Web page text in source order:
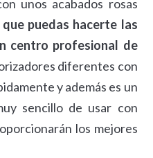
unos acabados rosas
puedas hacerte las
centro profesional de
diferentes con
y además es un
sencillo de usar con
los mejores